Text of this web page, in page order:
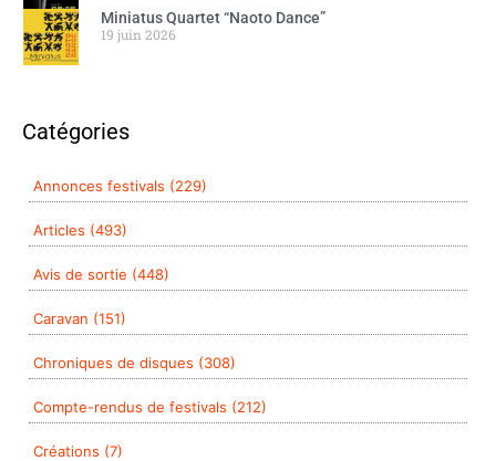
Miniatus Quartet “Naoto Dance”
19 juin 2026
Catégories
Annonces festivals (229)
Articles (493)
Avis de sortie (448)
Caravan (151)
Chroniques de disques (308)
Compte-rendus de festivals (212)
Créations (7)